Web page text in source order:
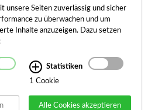
& KONTAKT
/ Anfahrt
Kontakt
unsere Seiten zuverlässig und sicher
zu überwachen und um
Inhalte anzuzeigen. Dazu setzen
Statistiken
1 Cookie
Alle Cookies akzeptieren